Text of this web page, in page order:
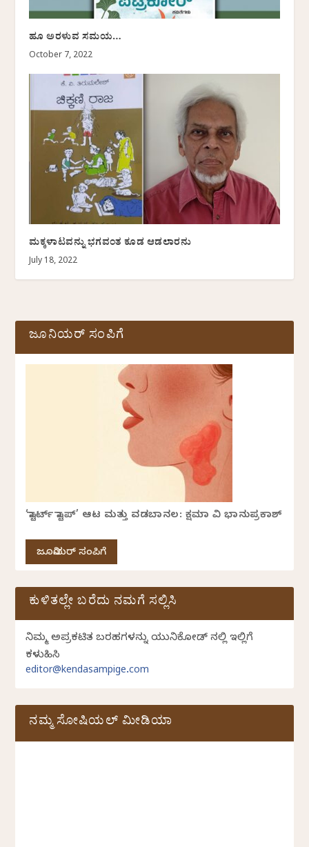
ಹೂ ಅರಳುವ ಸಮಯ…
October 7, 2022
ಮಕ್ಕಳಾಟವನ್ನು ಭಗವಂತ ಕೂಡ ಆಡಲಾರನು
July 18, 2022
ಜೂನಿಯರ್ ಸಂಪಿಗೆ
‘ಸ್ಟಾರ್ಟ್ ಸ್ಟಾಪ್’ ಆಟ ಮತ್ತು ವಡಬಾನಲ: ಕ್ಷಮಾ ವಿ ಭಾನುಪ್ರಕಾಶ್
ಜೂನಿಯರ್ ಸಂಪಿಗೆ
ಕುಳಿತಲ್ಲೇ ಬರೆದು ನಮಗೆ ಸಲ್ಲಿಸಿ
ನಿಮ್ಮ ಅಪ್ರಕಟಿತ ಬರಹಗಳನ್ನು ಯುನಿಕೋಡ್ ನಲ್ಲಿ ಇಲ್ಲಿಗೆ
ಕಳುಹಿಸಿ
editor@kendasampige.com
ನಮ್ಮ ಸೋಷಿಯಲ್‌ ಮೀಡಿಯಾ